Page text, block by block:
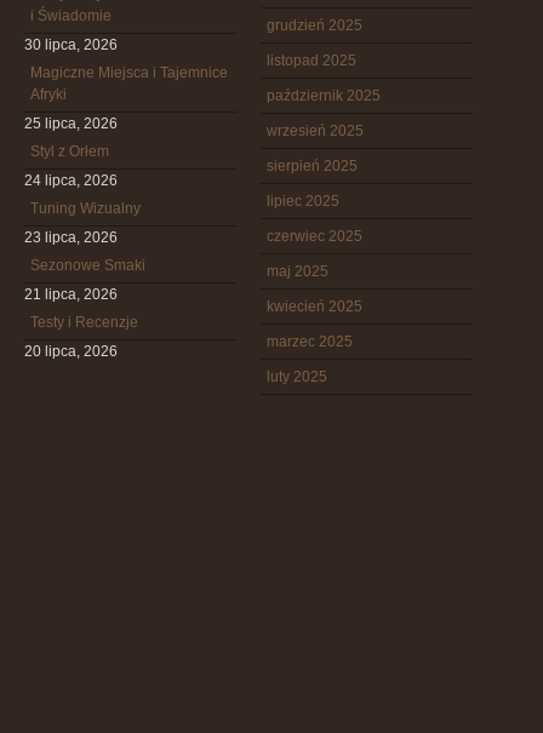
i Świadomie
30 lipca, 2026
Magiczne Miejsca i Tajemnice
Afryki
25 lipca, 2026
Styl z Orłem
24 lipca, 2026
Tuning Wizualny
23 lipca, 2026
Sezonowe Smaki
21 lipca, 2026
Testy i Recenzje
20 lipca, 2026
grudzień 2025
listopad 2025
październik 2025
wrzesień 2025
sierpień 2025
lipiec 2025
czerwiec 2025
maj 2025
kwiecień 2025
marzec 2025
luty 2025